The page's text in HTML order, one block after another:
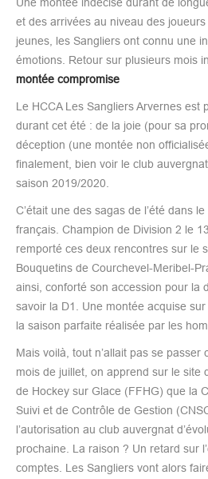
et des arrivées au niveau des
jeunes, les Sangliers ont connu une
émotions. Retour sur plusieurs mois
montée compromise
Le HCCA Les Sangliers Arvernes est
durant cet été : de la joie (pour sa
déception (une montée non
finalement, bien voir le club
saison 2019/2020.
C’était une des sagas de l’été dans
français. Champion de Division 2 le
remporté ces deux rencontres sur le
Bouquetins de Courchevel-Meribel-
ainsi, conforté son accession pour la
savoir la D1. Une montée acquise
la saison parfaite réalisée par les
Mais voilà, tout n’allait pas se passer
mois de juillet, on apprend sur le site
de Hockey sur Glace (FFHG) que la
Suivi et de Contrôle de Gestion
l’autorisation au club auvergnat
prochaine. La raison ? Un retard sur
comptes. Les Sangliers vont alors